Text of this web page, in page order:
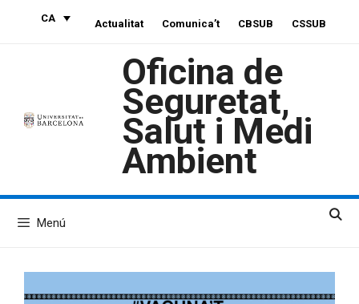
CA Actualitat Comunica’t CBSUB CSSUB
Oficina de
Seguretat,
Salut i Medi
Ambient
Menú